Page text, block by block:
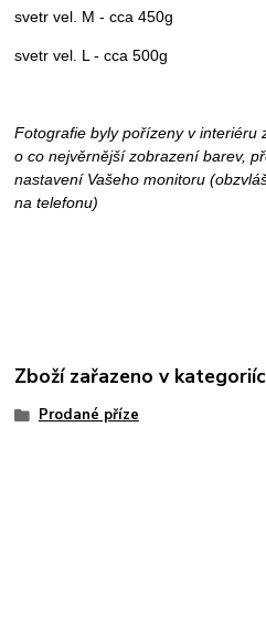
svetr vel. M - cca 450g
svetr vel. L - cca 500g
Fotografie byly pořízeny v interiéru
o co nejvěrnější zobrazení barev,
nastavení Vašeho monitoru
na telefonu)
Zboží zařazeno v
Prodané příze